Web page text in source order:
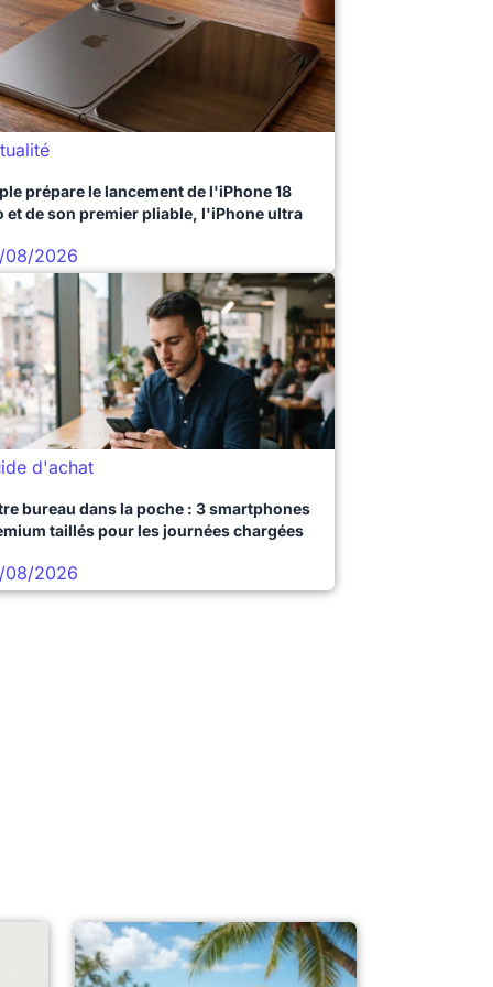
prépare le lancement de l'iPhone 18
et de son premier pliable, l'iPhone ultra
08/2026
d'achat
bureau dans la poche : 3 smartphones
taillés pour les journées chargées
08/2026